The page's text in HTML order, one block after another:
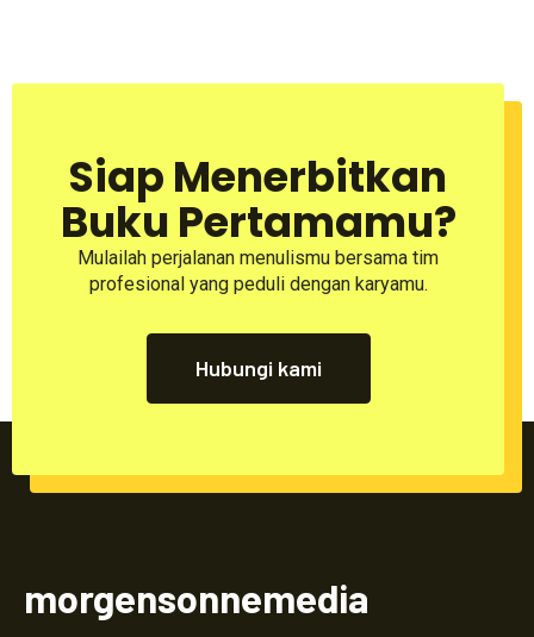
Siap Menerbitkan
Buku Pertamamu?
Mulailah perjalanan menulismu bersama tim
profesional yang peduli dengan karyamu.
Hubungi kami
morgensonnemedia